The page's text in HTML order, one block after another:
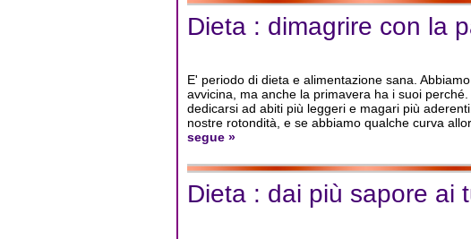
Dieta : dimagrire con la
E' periodo di dieta e alimentazione sana.
avvicina, ma anche la primavera ha i suoi
dedicarsi ad abiti più leggeri e magari più
nostre rotondità, e se abbiamo qualche curva
segue »
Dieta : dai più sapore ai